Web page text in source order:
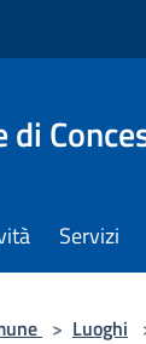
di
Servizi
> Luoghi